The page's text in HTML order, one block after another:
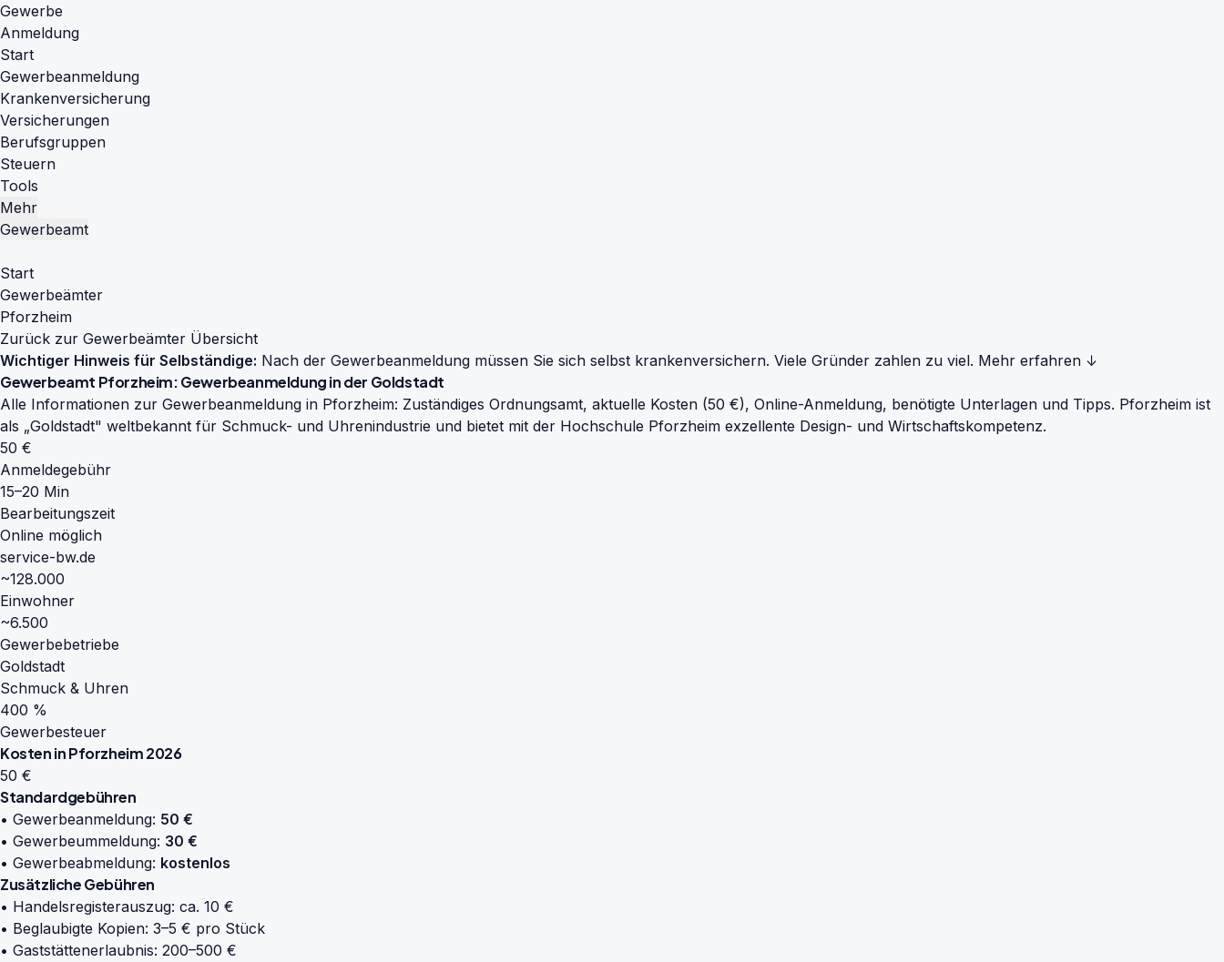
Gewerbe
Anmeldung
Start
Gewerbeanmeldung
Krankenversicherung
Versicherungen
Berufsgruppen
Steuern
Tools
Mehr
Gewerbeamt
Start
Gewerbeämter
Pforzheim
Zurück zur Gewerbeämter Übersicht
Wichtiger Hinweis für Selbständige: Nach der Gewerbeanmeldung müssen Sie sich selbst krankenversichern. Viele Gründer zahlen zu viel. Mehr erfahren ↓
Gewerbeamt Pforzheim: Gewerbeanmeldung in der Goldstadt
Alle Informationen zur Gewerbeanmeldung in Pforzheim: Zuständiges Ordnungsamt, aktuelle Kosten (50 €), Online-Anmeldung, benötigte Unterlagen und Tipps. Pforzheim ist
als „Goldstadt" weltbekannt für Schmuck- und Uhrenindustrie und bietet mit der Hochschule Pforzheim exzellente Design- und Wirtschaftskompetenz.
50 €
Anmeldegebühr
15–20 Min
Bearbeitungszeit
Online möglich
service-bw.de
~128.000
Einwohner
~6.500
Gewerbebetriebe
Goldstadt
Schmuck & Uhren
400 %
Gewerbesteuer
Kosten in Pforzheim 2026
50 €
Standardgebühren
• Gewerbeanmeldung: 50 €
• Gewerbeummeldung: 30 €
• Gewerbeabmeldung: kostenlos
Zusätzliche Gebühren
• Handelsregisterauszug: ca. 10 €
• Beglaubigte Kopien: 3–5 € pro Stück
• Gaststättenerlaubnis: 200–500 €